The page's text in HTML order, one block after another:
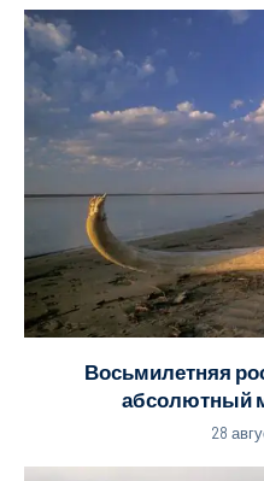
Восьмилетняя
абсолютный
28